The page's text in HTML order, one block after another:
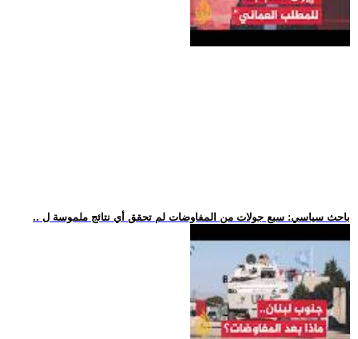
.. باحث سياسي: سبع جولات من المفاوضات لم تحقق أي نتائج ملموسة ل